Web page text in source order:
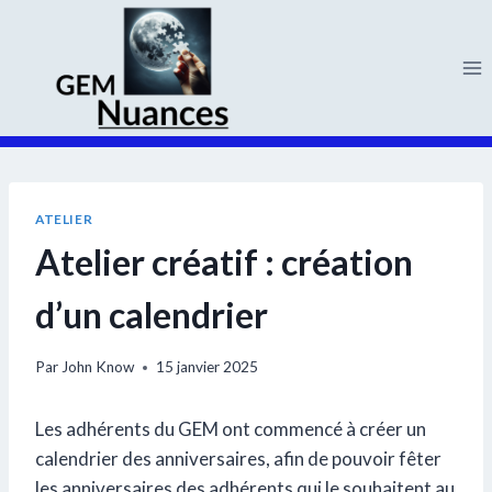
contenu
ATELIER
Atelier créatif : création
d’un calendrier
ParJohn Know 15 janvier 2025
Les adhérents du GEM ont commencé à créer un
calendrier des anniversaires, afin de pouvoir fêter